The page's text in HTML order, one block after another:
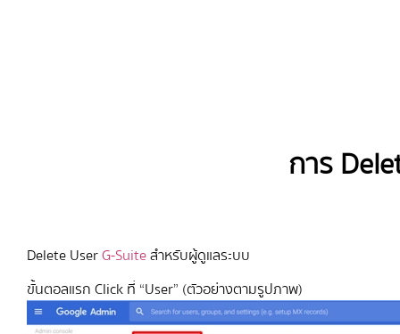
การ
Delete UserG-Suiteสำหรับผู้ดูแลระบบ
ขั้นตอลแรก Click ที่ “User” (ตัวอย่างตามรูปภาพ)